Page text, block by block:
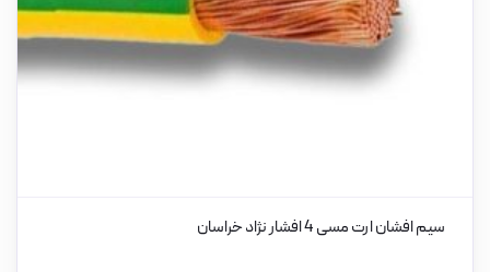
سیم افشان ارت مسی 4 افشار نژاد خراسان